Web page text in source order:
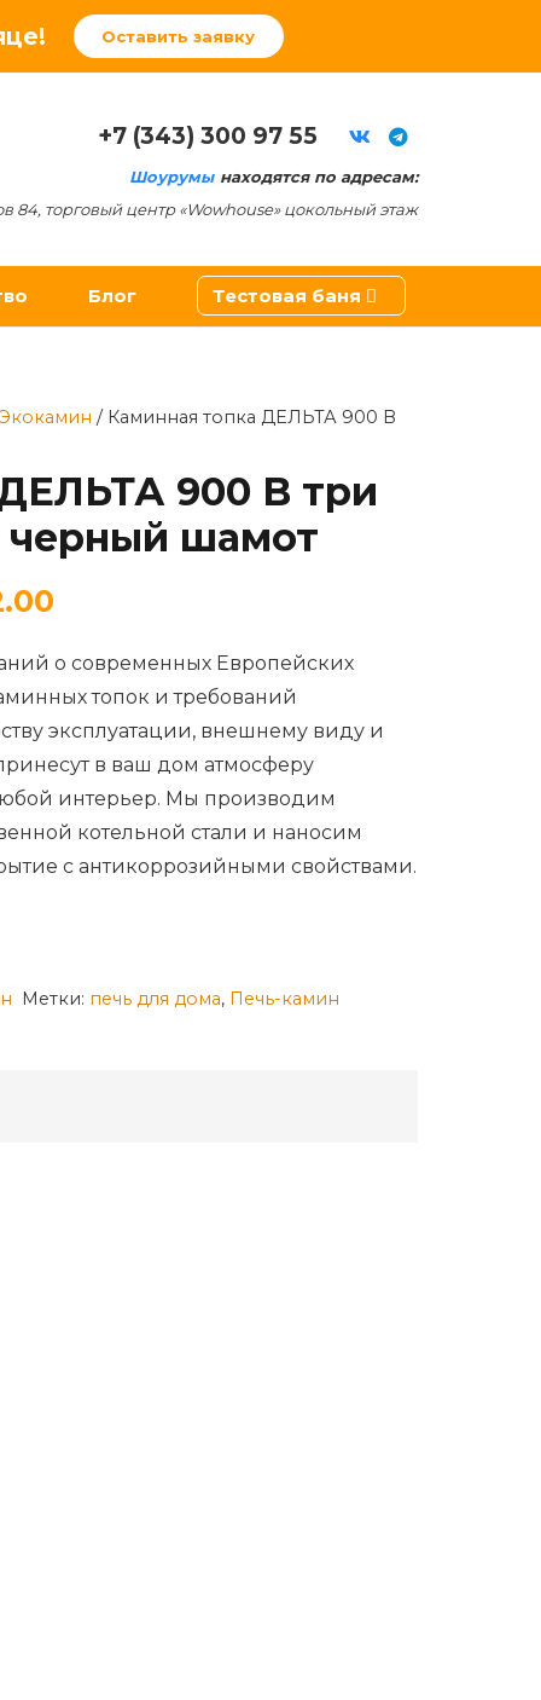
Оставить заявку
+7 (343) 300 97 55
Шоурумы находятся по адресам:
84, торговый центр «Wowhouse» цокольный этаж
Блог Тестовая баня
Экокамин / Каминная топка ДЕЛЬТА 900 B
900 B три
черный шамот
о современных Европейских
топок и требований
эксплуатации, внешнему виду и
в ваш дом атмосферу
интерьер. Мы производим
котельной стали и наносим
с антикоррозийными свойствами.
Метки: печь для дома, Печь-камин